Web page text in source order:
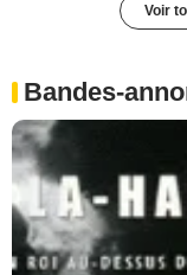
Voir
Bandes-